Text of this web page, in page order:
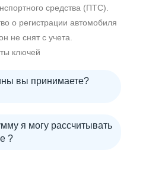
средства (ПТС).
о регистрации автомобиля
не снят с учета.
ключей
вы принимаете?
я могу рассчитывать
?